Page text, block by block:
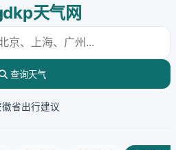
天气网
查询天气
徽省出行建议